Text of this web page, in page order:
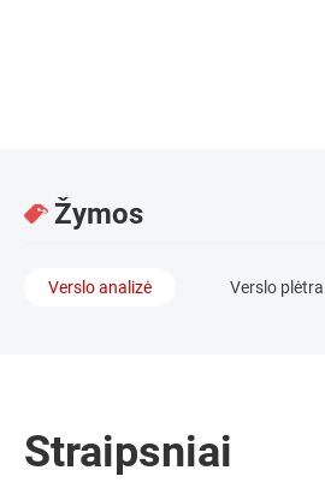
Žymos
Verslo analizė Verslo plėtra
Straipsniai